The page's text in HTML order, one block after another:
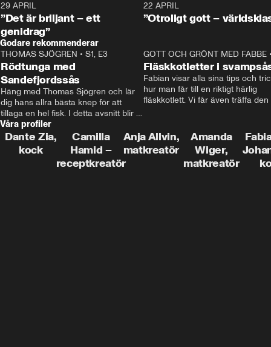
29 APRIL
”Det är briljant – ett
genidrag”
22 APRIL
”Otroligt gott –
Godare rekommenderar
THOMAS SJÖGREN • S1, E3
Rödtunga med
Sandefjordssås
Häng med Thomas Sjögren och lär
dig hans allra bästa knep för att
tillaga en hel fisk. I detta avsnitt blir
de helstekt rödtunga med
sandefjordssås och en magisk sallad
på pepparrot och äpple.
GOTT OCH GRÖNT MED FABBE
Fläskkotletter i
Fabian visar alla sina tips och
hur man får till en riktigt härlig
fläskkotlett. Vi får även träffa den
grisbonde på Gotland.
Våra profiler
Dante Zia,
kock
Camilla
Hamid –
receptkreatör
Anja Allvin,
matkreatör
Amanda
Wiger,
matkreatör